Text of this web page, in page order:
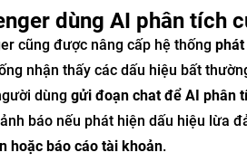
dùng AI phân tích
cũng được nâng cấp hệ thống
nhận thấy các dấu hiệu bất
dùng gửi đoạn chat để AI phân
báo nếu phát hiện dấu hiệu lừa
hoặc báo cáo tài khoản.